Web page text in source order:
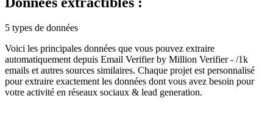
5 types de données
Voici les principales données que vous pouvez extraire
automatiquement depuis Email Verifier by Million Verifier - /1k
emails et autres sources similaires. Chaque projet est personnalisé
pour extraire exactement les données dont vous avez besoin pour
votre activité en réseaux sociaux & lead generation.